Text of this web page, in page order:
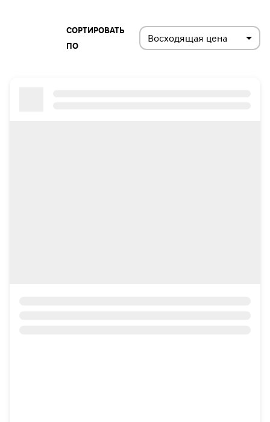
СОРТИРОВАТЬ
ПО
Восходящая цена